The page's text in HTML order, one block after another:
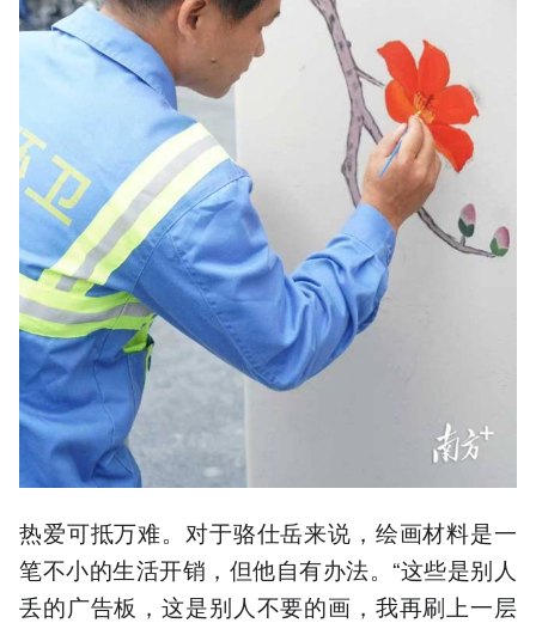
热爱可抵万难。对于骆仕岳来说，绘画材料是一
笔不小的生活开销，但他自有办法。“这些是别人
丢的广告板，这是别人不要的画，我再刷上一层